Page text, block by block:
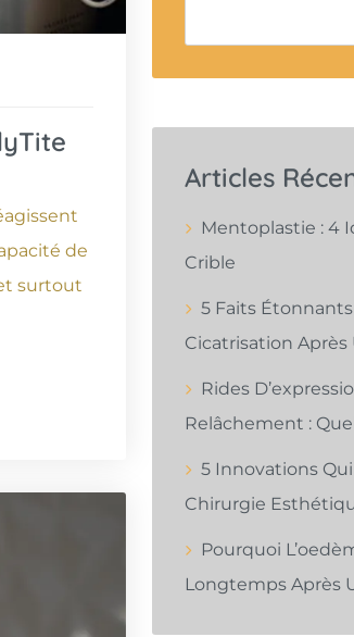
de
surtout
Articles
Mentoplastie : 4
Crible
5 Faits
Cicatrisation Après
Rides
Relâchement :
5 Innovations
Chirurgie
Pourquoi
Longtemps Après